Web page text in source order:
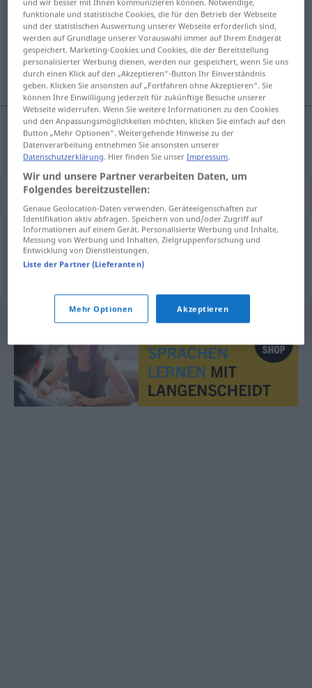
Übersicht aller Übersetzungen
(Für mehr Details die Übersetzung anklicken/antippen)
belasten
belasten megterhel
Synonyme für "megterhel"
nyergel
funktionale und statistische Cookies, die für den Betrieb der Webseite
und der statistischen Auswertung unserer Webseite erforderlich sind,
werden auf Grundlage unserer Vorauswahl immer auf Ihrem Endgerät
gespeichert. Marketing-Cookies und Cookies, die der Bereitstellung
personalisierter Werbung dienen, werden nur gespeichert, wenn Sie uns
durch einen Klick auf den „Akzeptieren“-Button Ihr Einverständnis
geben. Klicken Sie ansonsten auf „Fortfahren ohne Akzeptieren“. Sie
können Ihre Einwilligung jederzeit für zukünftige Besuche unserer
Webseite widerrufen. Wenn Sie weitere Informationen zu den Cookies
und den Anpassungsmöglichkeiten möchten, klicken Sie einfach auf den
Button „Mehr Optionen“. Weitergehende Hinweise zu der
Datenverarbeitung entnehmen Sie ansonsten unserer
Datenschutzerklärung . Hier finden Sie unserImpressum
Wir und unsere Partner verarbeiten Daten, um
Folgendes bereitzustellen:
Genaue Geolocation-Daten verwenden. Geräteeigenschaften zur
Identifikation aktiv abfragen. Speichern von und/oder Zugriff auf
Informationen auf einem Gerät. Personalisierte Werbung und Inhalte,
Messung von Werbung und Inhalten, Zielgruppenforschung und
Entwicklung von Dienstleistungen.
Liste der Partner (Lieferanten)
Mehr Optionen Akzeptieren